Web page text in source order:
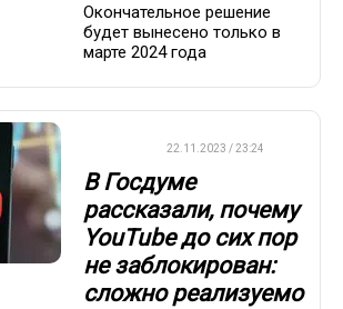
Окончательное решение
будет вынесено только в
марте 2024 года
22.11.2023 / 23:24
В Госдуме
рассказали, почему
YouTube до сих пор
не заблокирован:
сложно реализуемо